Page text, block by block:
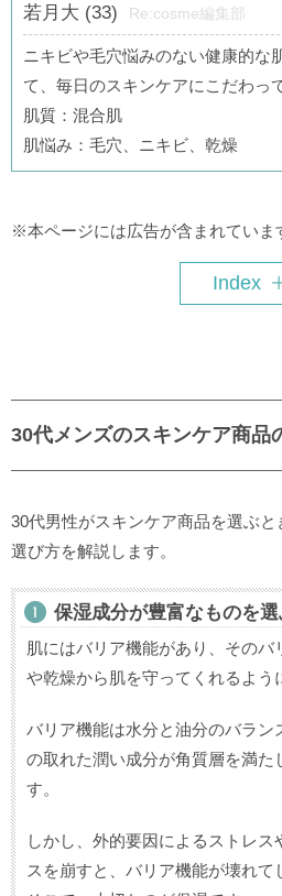
若月大 (33) Re:cosme編集部
ニキビや毛穴悩みのない健康的な
て、毎日のスキンケアにこだわっ
肌質：混合肌
肌悩み：毛穴、ニキビ、乾燥
※本ページには広告が含まれていま
Index
30代メンズのスキンケア商品
30代男性がスキンケア商品を選ぶ
選び方を解説します。
保湿成分が豊富なものを
肌にはバリア機能があり、その
や乾燥から肌を守ってくれるよう
バリア機能は水分と油分のバラン
の取れた潤い成分が角質層を満た
す。
しかし、外的要因によるストレ
スを崩すと、バリア機能が壊れて